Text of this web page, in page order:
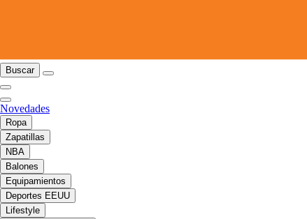
Buscar
Novedades
Ropa
Zapatillas
NBA
Balones
Equipamientos
Deportes EEUU
Lifestyle